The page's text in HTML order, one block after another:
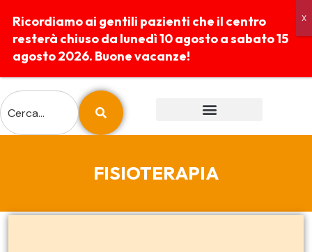
FISIOTERAPIA
Ricordiamo ai gentili pazienti che il centro
resterà chiuso da lunedì 10 agosto a sabato 15
agosto 2026. Buone vacanze!